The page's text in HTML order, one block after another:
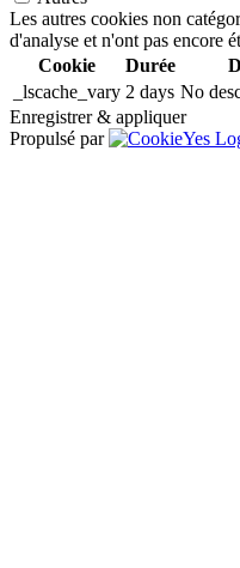
Les autres cookies non
d'analyse et n'ont pas encore
Cookie
Durée
_lscache_vary 2 days No
Enregistrer & appliquer
Propulsé par